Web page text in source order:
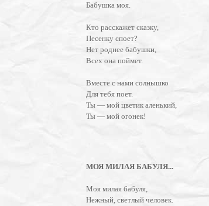
Бабушка моя.
Кто расскажет сказку,
Песенку споет?
Нет роднее бабушки,
Всех она поймет.
Вместе с нами солнышко
Для тебя поет.
Ты — мой цветик аленький,
Ты — мой огонек!
МОЯ МИЛАЯ БАБУЛЯ...
Моя милая бабуля,
Нежный, светлый человек.